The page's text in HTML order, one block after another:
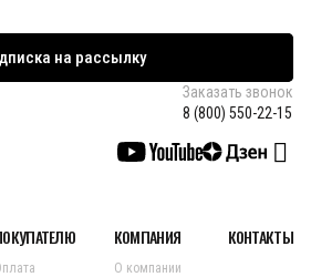
на рассылку
Заказать звонок
8 (800) 550-22-15
КОМПАНИЯ
О компании
КОНТАКТЫ